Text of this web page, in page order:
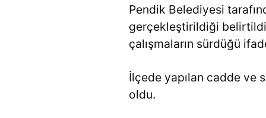
Pendik Belediyesi
gerçekleştirildiği
çalışmaların sürdüğü
İlçede yapılan cadde ve
oldu.